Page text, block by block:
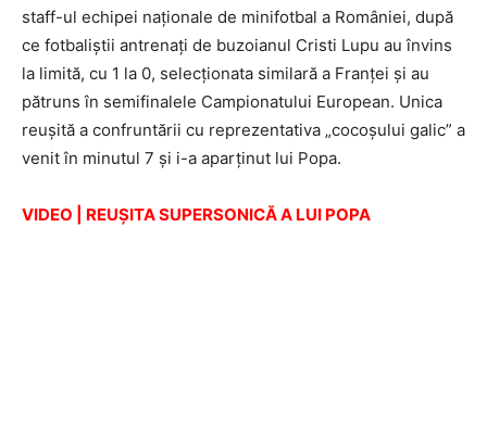
staff-ul echipei naţionale de minifotbal a României, după
ce fotbaliştii antrenaţi de buzoianul Cristi Lupu au învins
la limită, cu 1 la 0, selecţionata similară a Franţei şi au
pătruns în semifinalele Campionatului European. Unica
reuşită a confruntării cu reprezentativa „cocoşului galic” a
venit în minutul 7 şi i-a aparţinut lui Popa.
VIDEO | REUŞITA SUPERSONICĂ A LUI POPA